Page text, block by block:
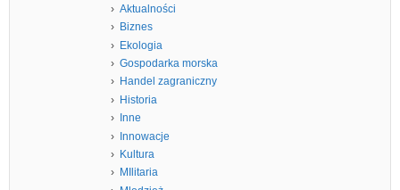
Aktualności
Biznes
Ekologia
Gospodarka morska
Handel zagraniczny
Historia
Inne
Innowacje
Kultura
MIlitaria